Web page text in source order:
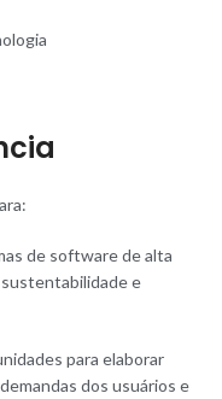
de software de alta
e
para elaborar
dos usuários e